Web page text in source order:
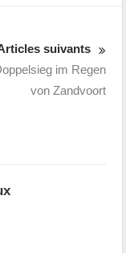
suivants
im Regen
von Zandvoort